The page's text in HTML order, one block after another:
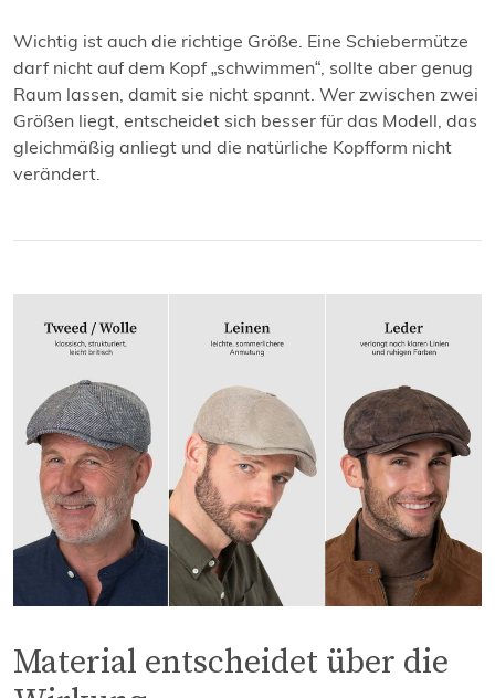
Wichtig ist auch die richtige Größe. Eine Schiebermütze
darf nicht auf dem Kopf „schwimmen“, sollte aber genug
Raum lassen, damit sie nicht spannt. Wer zwischen zwei
Größen liegt, entscheidet sich besser für das Modell, das
gleichmäßig anliegt und die natürliche Kopfform nicht
verändert.
Material entscheidet über die